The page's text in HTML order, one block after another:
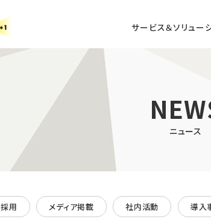
サービス＆ソリュー
XRコンサルティング
ニュース
採用 メディア掲載 社内活動 導入